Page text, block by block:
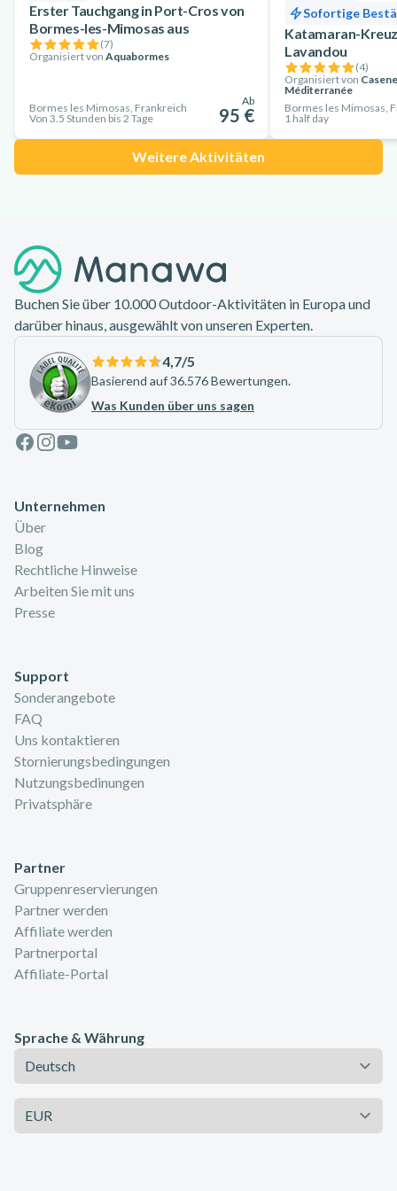
Erster Tauchgang in Port-Cros von
Bormes-les-Mimosas aus
(7)
Organisiert von Aquabormes
Bormes les Mimosas, Frankreich
Von 3.5 Stunden bis 2 Tage
Ab
95 €
Sofortige
Katamaran-
Lavandou
(4)
Organisiert von
Méditerranée
Bormes les Mimosas,
1 half day
Weitere Aktivitäten
Buchen Sie über 10.000 Outdoor-Aktivitäten in Europa und
darüber hinaus, ausgewählt von unseren Experten.
4,7/5
Basierend auf 36.576 Bewertungen.
Was Kunden über uns sagen
Facebook
Instagram
Youtube
Unternehmen
Über
Blog
Rechtliche Hinweise
Arbeiten Sie mit uns
Presse
Support
Sonderangebote
FAQ
Uns kontaktieren
Stornierungsbedingungen
Nutzungsbedinungen
Privatsphäre
Partner
Gruppenreservierungen
Partner werden
Affiliate werden
Partnerportal
Affiliate-Portal
Sprache & Währung